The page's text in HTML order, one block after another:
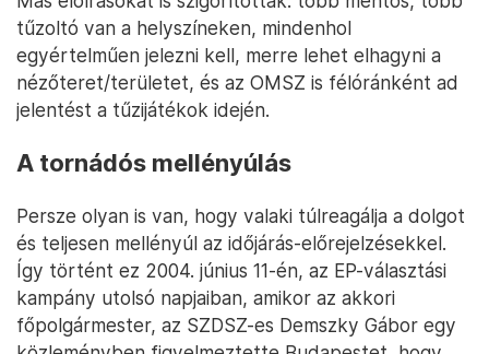
tűzoltó van a helyszíneken, mindenhol
egyértelműen jelezni kell, merre lehet elhagyni a
nézőteret/területet, és az OMSZ is félóránként ad
jelentést a tűzijátékok idején.
A tornádós mellényúlás
Persze olyan is van, hogy valaki túlreagálja a dolgot
és teljesen mellényúl az időjárás-előrejelzésekkel.
Így történt ez 2004. június 11-én, az EP-választási
kampány utolsó napjaiban, amikor az akkori
főpolgármester, az SZDSZ-es Demszky Gábor egy